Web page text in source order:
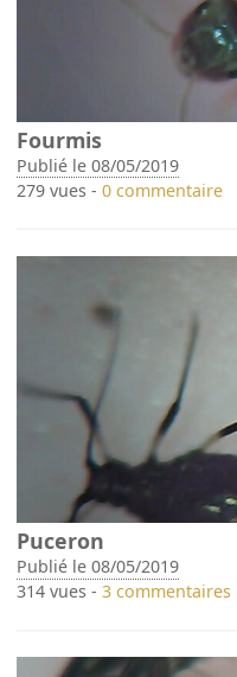
Fourmis
Publié le 08/05/2019
279 vues -0 commentaire
Puceron
Publié le 08/05/2019
314 vues -3 commentaires